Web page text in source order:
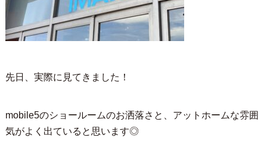
先日、実際に見てきました！
mobile5のショールームのお洒落さと、アットホームな雰囲
気がよく出ていると思います◎